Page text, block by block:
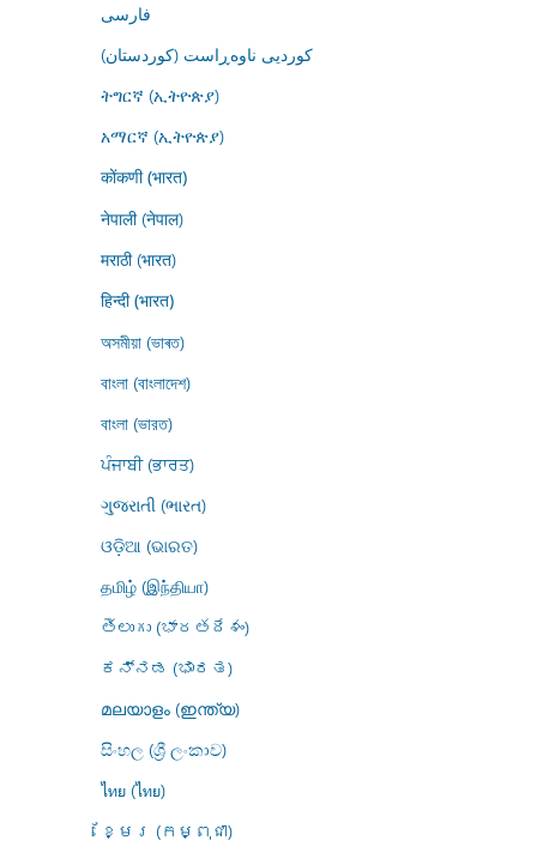
فارسى
کوردیی ناوەڕاست (کوردستان)
ትግርኛ (ኢትዮጵያ)
አማርኛ (ኢትዮጵያ)
कोंकणी (भारत)
नेपाली (नेपाल)
मराठी (भारत)
हिन्दी (भारत)
অসমীয়া (ভাৰত)
বাংলা (বাংলাদেশ)
বাংলা (ভারত)
ਪੰਜਾਬੀ (ਭਾਰਤ)
ગુજરાતી (ભારત)
ଓଡ଼ିଆ (ଭାରତ)
தமிழ் (இந்தியா)
తెలుగు (భారతదేశం)
ಕನ್ನಡ (ಭಾರತ)
മലയാളം (ഇന്ത്യ)
සිංහල (ශ්‍රී ලංකාව)
ไทย (ไทย)
ខ្មែរ (កម្ពុជា)